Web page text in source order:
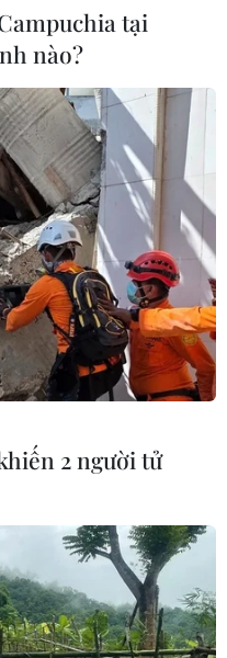
khi bị các cơn ho
lại virus, chúng có
khiến các triệu chứng
đêm.
tại
nào?
2 người tử